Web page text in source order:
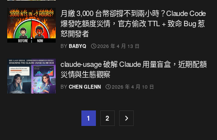
月繳 3,000 台幣卻撐不到兩小時？Claude Code
爆發吃額度災情，官方偷改 TTL + 致命 Bug 惹
怒開發者
BY BABYQ 2026 年 4 月 13 日
claude-usage 破解 Claude 用量盲盒，近期配額
災情與生態觀察
BY CHEN GLENN 2026 年 4 月 10 日
1 2